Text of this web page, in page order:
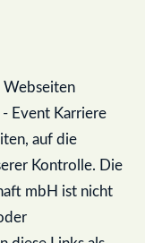
Webseiten
Event Karriere
auf die
Kontrolle. Die
mbH ist nicht